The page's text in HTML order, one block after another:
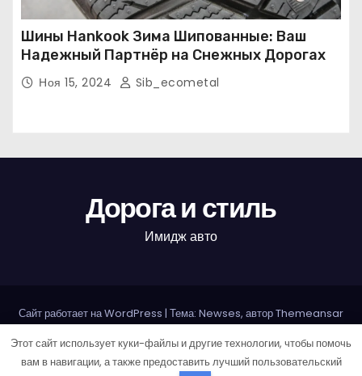
Шины Hankook Зима Шипованные: Ваш
Надежный Партнёр на Снежных Дорогах
Ноя 15, 2024 Sib_ecometal
Дорога и стиль
Имидж авто
Сайт работает на WordPress | Тема: Newses, авторThemeansar
Home Авторам и правообладателям
Карта сайта
Этот сайт использует куки-файлы и другие технологии, чтобы помочь
вам в навигации, а также предоставить лучший пользовательский